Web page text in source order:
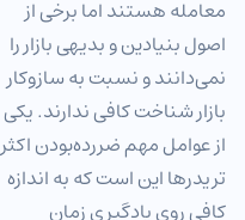
معامله هستند اما برخی از
اصول بنیادین و بدیهی بازار را
نمی‌دانند و نسبت به سازوکار
بازار شناخت کافی ندارند. یکی
از عوامل مهم ضررده‌بودن اکثر
تریدرها این است که به اندازه
کافی روی یادگیری زمان